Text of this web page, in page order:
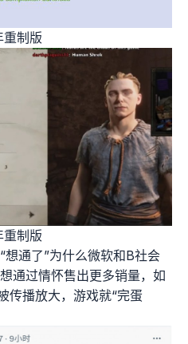
重制版
重制版
想通了”为什么微软和B社会
通过情怀售出更多销量，如
传播放大，游戏就“完蛋